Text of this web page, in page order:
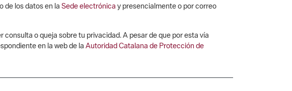
de los datos en la Sede electrónica y presencialmente o por correo
consulta o queja sobre tu privacidad. A pesar de que por esta vía
en la web de la Autoridad Catalana de Protección de